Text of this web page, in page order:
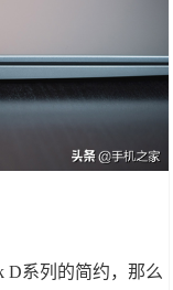
D系列的简约，那么